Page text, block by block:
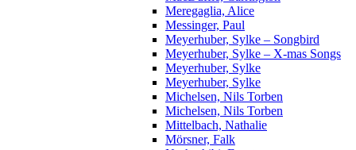
Meregaglia, Alice
Messinger, Paul
Meyerhuber, Sylke – Songbird
Meyerhuber, Sylke – X-mas Songs
Meyerhuber, Sylke
Meyerhuber, Sylke
Michelsen, Nils Torben
Michelsen, Nils Torben
Mittelbach, Nathalie
Mörsner, Falk